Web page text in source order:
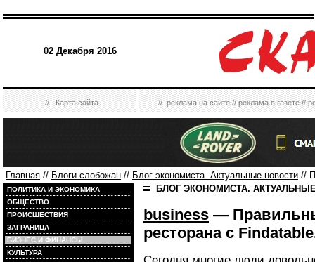
02 Декабря 2016
//Карта сайта //реклама на сайте//реклама в газете//
Главная // Блоги слобожан // Блог экономиста. Актуальные новости //
ПОЛИТИКА И ЭКОНОМИКА
ОБЩЕСТВО
ПРОИСШЕСТВИЯ
ЗАГРАНИЦА
БИЗНЕС И ФИНАНСЫ
КУЛЬТУРА
БЛОГ ЭКОНОМИСТА.
business —
ресторана с